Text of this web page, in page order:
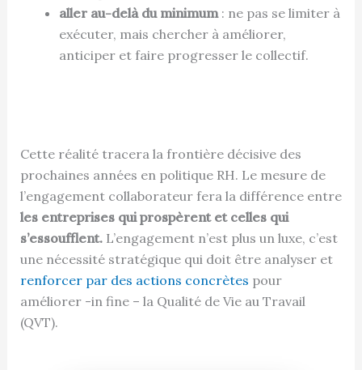
aller au-delà du minimum: ne pas se limiter à
exécuter, mais chercher à améliorer,
anticiper et faire progresser le collectif.
Cette réalité tracera la frontière décisive des
prochaines années en politique RH. Le mesure de
l’engagement collaborateur fera la différence entre
les entreprises qui prospèrent et celles qui
s’essoufflent.L’engagement n’est plus un luxe, c’est
une nécessité stratégique qui doit être analyser et
renforcer par des actions concrètes pour
améliorer -in fine – la Qualité de Vie au Travail
(QVT).